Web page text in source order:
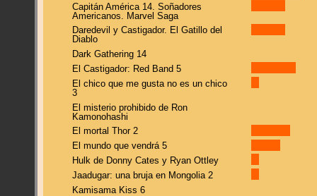
Capitán América 14. Soñadores
Americanos. Marvel Saga
Daredevil y Castigador. El Gatillo del
Diablo
Dark Gathering 14
El Castigador: Red Band 5
El chico que me gusta no es un chico
3
El misterio prohibido de Ron
Kamonohashi
El mortal Thor 2
El mundo que vendrá 5
Hulk de Donny Cates y Ryan Ottley
Jaadugar: una bruja en Mongolia 2
Kamisama Kiss 6